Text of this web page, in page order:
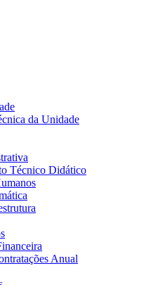
da Unidade
Técnico Didático
Anual